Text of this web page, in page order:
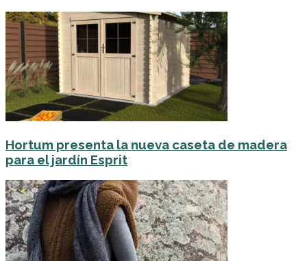
Hortum presenta la nueva caseta de madera
para el jardín Esprit